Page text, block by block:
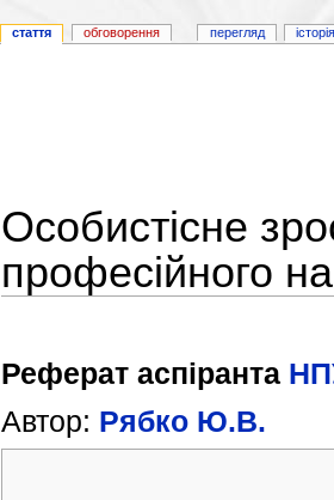
Особистісне
професійного
Реферат аспіранта
Автор: Рябко Ю.В.
стаття обговорення перегляд